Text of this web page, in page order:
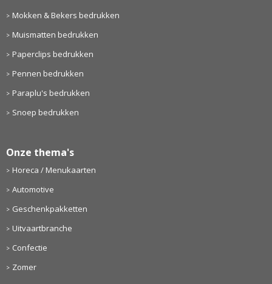
Mokken & Bekers bedrukken
Muismatten bedrukken
Paperclips bedrukken
Pennen bedrukken
Paraplu's bedrukken
Snoep bedrukken
Onze thema's
Horeca / Menukaarten
Automotive
Geschenkpakketten
Uitvaartbranche
Confectie
Zomer